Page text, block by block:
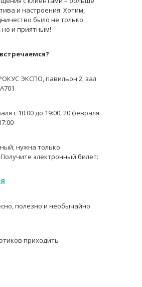
и настроения. Хотим,
было не только
и приятным!
ЭКСПО, павильон 2, зал
с 10:00 до 19:00, 20 февраля
нужна только
электронный билет:
полезно и необычайно
приходить